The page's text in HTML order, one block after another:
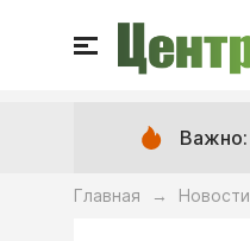
Важно:
Главная → Новости